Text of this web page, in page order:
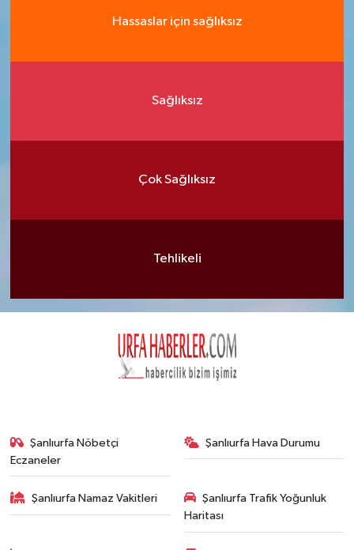
Hassaslar için sağlıksız
Sağlıksız
Çok Sağlıksız
Tehlikeli
Şanlıurfa Nöbetçi
Eczaneler
Şanlıurfa Hava Durumu
Şanlıurfa Namaz Vakitleri
Şanlıurfa Trafik Yoğunluk
Haritası